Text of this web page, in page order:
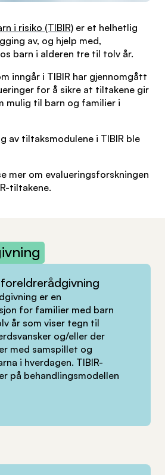
i risiko (TIBIR) er et helhetlig
av, og hjelp med,
barn i alderen tre til tolv år.
inngår i TIBIR har gjennomgått
for å sikre at tiltakene gir
mulig til barn og familier i
av tiltaksmodulene i TIBIR ble
mer om evalueringsforskningen
tiltakene.
er en
for familier med barn
år som viser tegn til
og/eller der
med samspillet og
i hverdagen. TIBIR-
på behandlingsmodellen